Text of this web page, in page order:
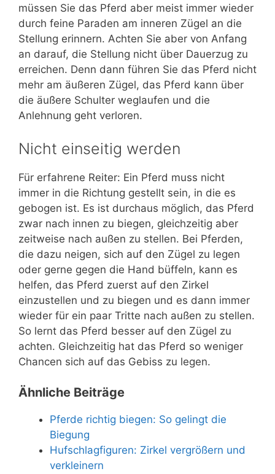
müssen Sie das Pferd aber meist immer wieder
durch feine Paraden am inneren Zügel an die
Stellung erinnern. Achten Sie aber von Anfang
an darauf, die Stellung nicht über Dauerzug zu
erreichen. Denn dann führen Sie das Pferd nicht
mehr am äußeren Zügel, das Pferd kann über
die äußere Schulter weglaufen und die
Anlehnung geht verloren.
Nicht einseitig werden
Für erfahrene Reiter: Ein Pferd muss nicht
immer in die Richtung gestellt sein, in die es
gebogen ist. Es ist durchaus möglich, das Pferd
zwar nach innen zu biegen, gleichzeitig aber
zeitweise nach außen zu stellen. Bei Pferden,
die dazu neigen, sich auf den Zügel zu legen
oder gerne gegen die Hand büffeln, kann es
helfen, das Pferd zuerst auf den Zirkel
einzustellen und zu biegen und es dann immer
wieder für ein paar Tritte nach außen zu stellen.
So lernt das Pferd besser auf den Zügel zu
achten. Gleichzeitig hat das Pferd so weniger
Chancen sich auf das Gebiss zu legen.
Ähnliche Beiträge
Pferde richtig biegen: So gelingt die
Biegung
Hufschlagfiguren: Zirkel vergrößern und
verkleinern